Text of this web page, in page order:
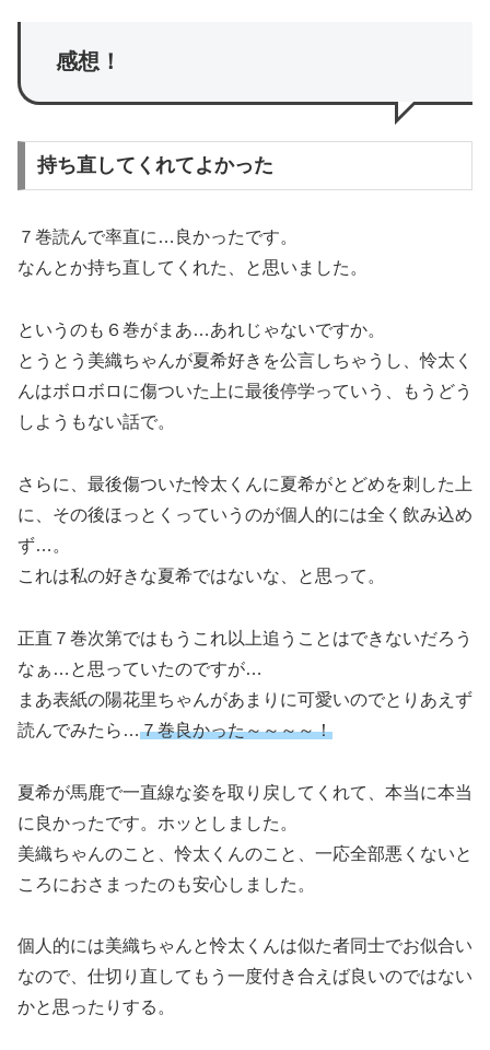
感想！
持ち直してくれてよかった
７巻読んで率直に…良かったです。
なんとか持ち直してくれた、と思いました。
というのも６巻がまあ…あれじゃないですか。
とうとう美織ちゃんが夏希好きを公言しちゃうし、怜太く
んはボロボロに傷ついた上に最後停学っていう、もうどう
しようもない話で。
さらに、最後傷ついた怜太くんに夏希がとどめを刺した上
に、その後ほっとくっていうのが個人的には全く飲み込め
ず…。
これは私の好きな夏希ではないな、と思って。
正直７巻次第ではもうこれ以上追うことはできないだろう
なぁ…と思っていたのですが…
まあ表紙の陽花里ちゃんがあまりに可愛いのでとりあえず
読んでみたら…７巻良かった～～～～！
夏希が馬鹿で一直線な姿を取り戻してくれて、本当に本当
に良かったです。ホッとしました。
美織ちゃんのこと、怜太くんのこと、一応全部悪くないと
ころにおさまったのも安心しました。
個人的には美織ちゃんと怜太くんは似た者同士でお似合い
なので、仕切り直してもう一度付き合えば良いのではない
かと思ったりする。